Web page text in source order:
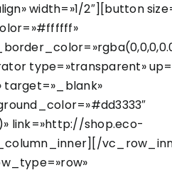
width=»1/2″][button
type=»transparent»
target=»_blank»
link=»http://shop.eco-